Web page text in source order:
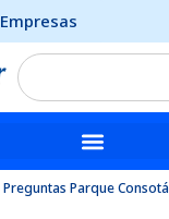
Empresas
Preguntas Parque Consotá